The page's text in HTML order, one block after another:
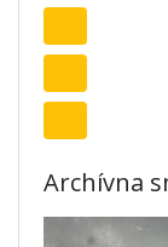
Archívna